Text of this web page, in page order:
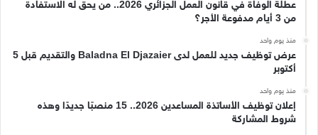
عطلة الوفاة في قانون العمل الجزائري 2026.. من يحق له الاستفادة
من 3 أيام مدفوعة الأجر؟
منذ يوم واحد
عرض توظيف جديد للعمل لدى Baladna El Djazaier والتقديم قبل 5
أكتوبر
منذ يوم واحد
إعلان توظيف الأساتذة المساعدين 2026.. 15 منصبًا جديدًا وهذه
شروط المشاركة